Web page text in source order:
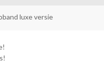
luxe versie